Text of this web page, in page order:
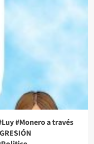
#Monero a través